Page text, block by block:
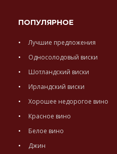
ПОПУЛЯРНОЕ
Лучшие предложения
Односолодовый виски
Шотландский виски
Ирландский виски
Хорошее недорогое вино
Красное вино
Белое вино
Джин